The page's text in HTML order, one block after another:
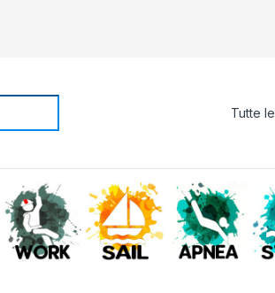
OUTDOOR WORK SAIL